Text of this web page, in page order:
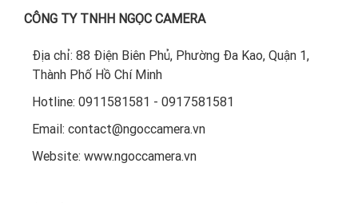
CÔNG TY TNHH NGỌC CAMERA
Địa chỉ: 88 Điện Biên Phủ, Phường Đa Kao, Quận 1,
Thành Phố Hồ Chí Minh
Hotline: 0911581581 - 0917581581
Email: contact@ngoccamera.vn
Website: www.ngoccamera.vn